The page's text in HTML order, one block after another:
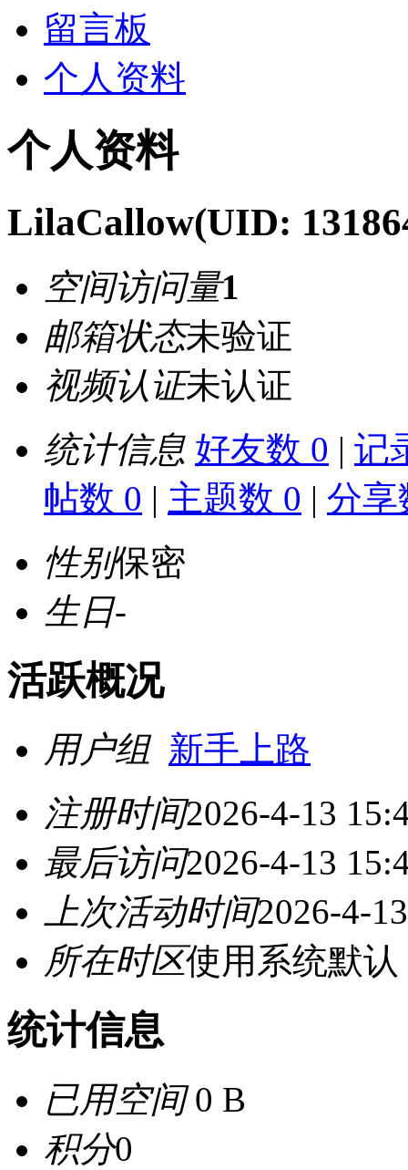
留言板
个人资料
个人资料
LilaCallow(UID:
空间访问量1
邮箱状态未验证
视频认证未认证
统计信息 好友数 0 | 记
帖数 0 | 主题数 0 | 分享
性别保密
生日-
活跃概况
用户组 新手上路
注册时间2026-4-13
最后访问2026-4-13
上次活动时间2026-4-
所在时区使用系统默认
统计信息
已用空间0 B
积分0